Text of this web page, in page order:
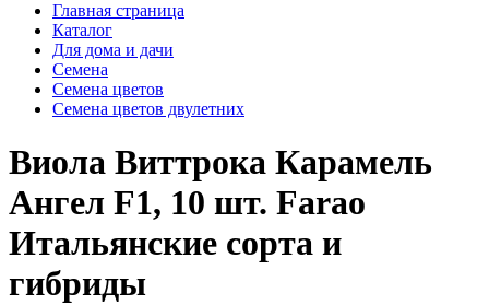
Главная страница
Каталог
Для дома и дачи
Семена
Семена цветов
Семена цветов двулетних
Виола Виттрока Карамель
Ангел F1, 10 шт. Farao
Итальянские сорта и
гибриды